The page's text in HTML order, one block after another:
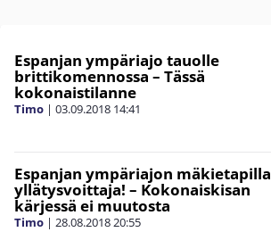
Espanjan ympäriajo tauolle
brittikomennossa – Tässä
kokonaistilanne
Timo | 03.09.2018 14:41
Espanjan ympäriajon mäkietapilla
yllätysvoittaja! – Kokonaiskisan
kärjessä ei muutosta
Timo | 28.08.201820:55